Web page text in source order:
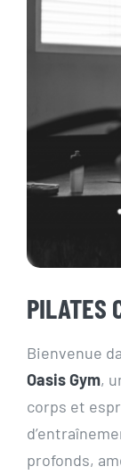
Actualités
Pré-
PILATES
Bienvenue
Oasis Gym,
corps et
profonds,